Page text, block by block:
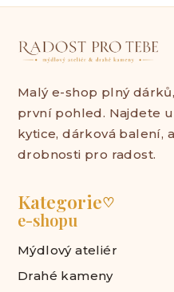
Malý e-shop plný
první pohled. Najdete
kytice, dárková balení,
drobnosti pro radost.
Kategorie♡
e-shopu
Mýdlový ateliér
Drahé kameny